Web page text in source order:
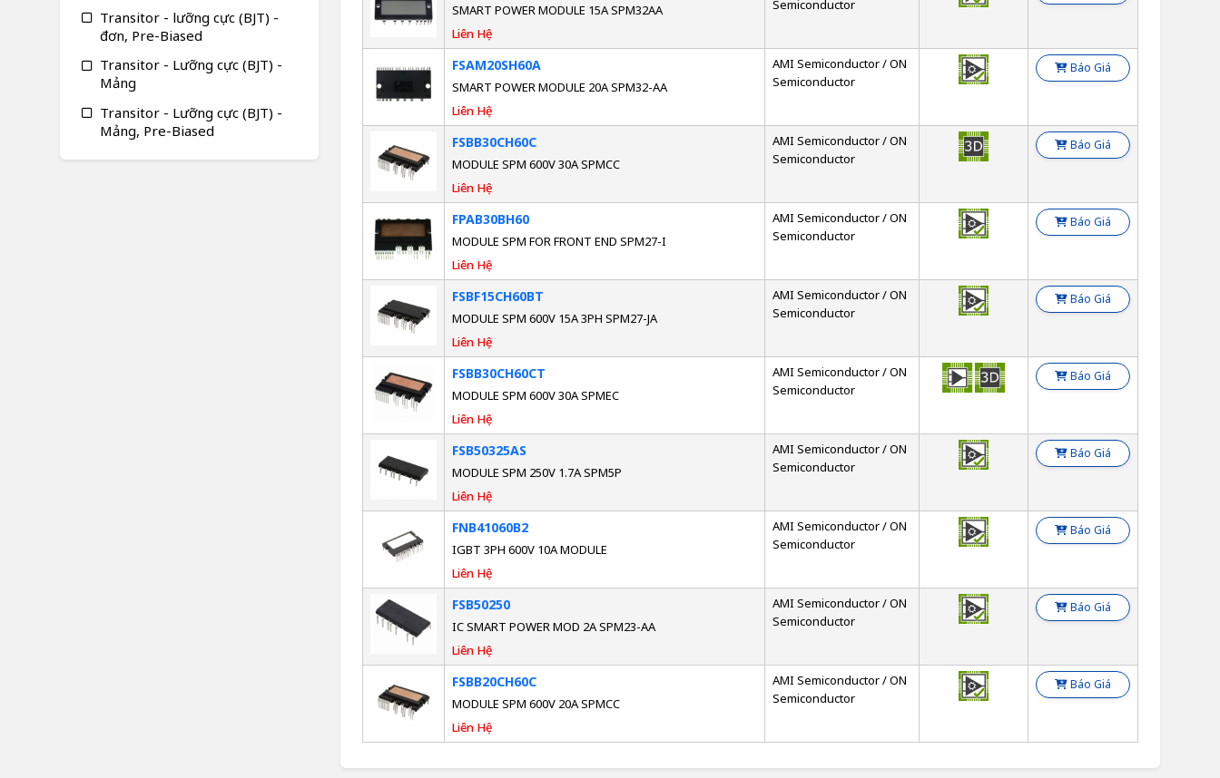
SMART POWER MODULE 15A SPM32AA
Liên Hệ
Semiconductor
FSAM20SH60A
SMART POWER MODULE 20A SPM32-AA
Liên Hệ
AMI Semiconductor / ON
Semiconductor
Báo Giá
FSBB30CH60C
MODULE SPM 600V 30A SPMCC
Liên Hệ
AMI Semiconductor / ON
Semiconductor
Báo Giá
FPAB30BH60
MODULE SPM FOR FRONT END SPM27-I
Liên Hệ
AMI Semiconductor / ON
Semiconductor
Báo Giá
FSBF15CH60BT
MODULE SPM 600V 15A 3PH SPM27-JA
Liên Hệ
AMI Semiconductor / ON
Semiconductor
Báo Giá
FSBB30CH60CT
MODULE SPM 600V 30A SPMEC
Liên Hệ
AMI Semiconductor / ON
Semiconductor
Báo Giá
FSB50325AS
MODULE SPM 250V 1.7A SPM5P
Liên Hệ
AMI Semiconductor / ON
Semiconductor
Báo Giá
FNB41060B2
IGBT 3PH 600V 10A MODULE
Liên Hệ
AMI Semiconductor / ON
Semiconductor
Báo Giá
FSB50250
IC SMART POWER MOD 2A SPM23-AA
Liên Hệ
AMI Semiconductor / ON
Semiconductor
Báo Giá
FSBB20CH60C
MODULE SPM 600V 20A SPMCC
Liên Hệ
AMI Semiconductor / ON
Semiconductor
Báo Giá
Transitor - lưỡng cực (BJT) -
đơn, Pre-Biased
Transitor - Lưỡng cực (BJT) -
Mảng
Transitor - Lưỡng cực (BJT) -
Mảng, Pre-Biased